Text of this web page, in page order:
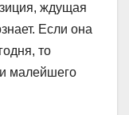
ждущая
Если она
то
малейшего